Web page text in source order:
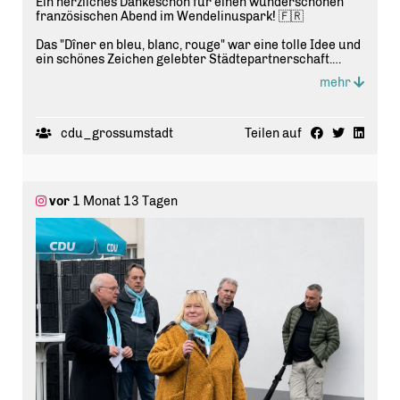
französischen Abend im Wendelinuspark! 🇫🇷
Das "Dîner en bleu, blanc, rouge" war eine tolle Idee und
ein schönes Zeichen gelebter Städtepartnerschaft.
Helferinnen und Helfer für ihr großes Engagement.
Besuchern, die mit ihren liebevoll gestalteten Picknicks
zu der besonderen Atmosphäre beigetragen haben.
Vielen Dank an alle, die zu diesem gelungenen Abend
beigetragen haben!
Ihre CDU Gross-Um- Stadt
DeutschFranzösischeFreundschaft
* #
Europa
* # Gemeinschaft
* #
Ehrenamt
* #Engagement
mehr
cdu_grossumstadt Teilen auf
vor 1 Monat 13 Tagen